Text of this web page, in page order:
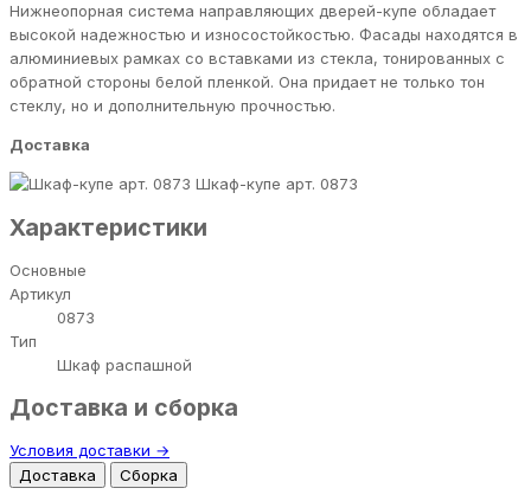
Нижнеопорная система направляющих дверей-купе обладает
высокой надежностью и износостойкостью. Фасады находятся в
алюминиевых рамках со вставками из стекла, тонированных с
обратной стороны белой пленкой. Она придает не только тон
стеклу, но и дополнительную прочностью.
Доставка
Шкаф-купе арт. 0873
Характеристики
Основные
Артикул
0873
Тип
Шкаф распашной
Доставка и сборка
Условия доставки →
Доставка
Сборка